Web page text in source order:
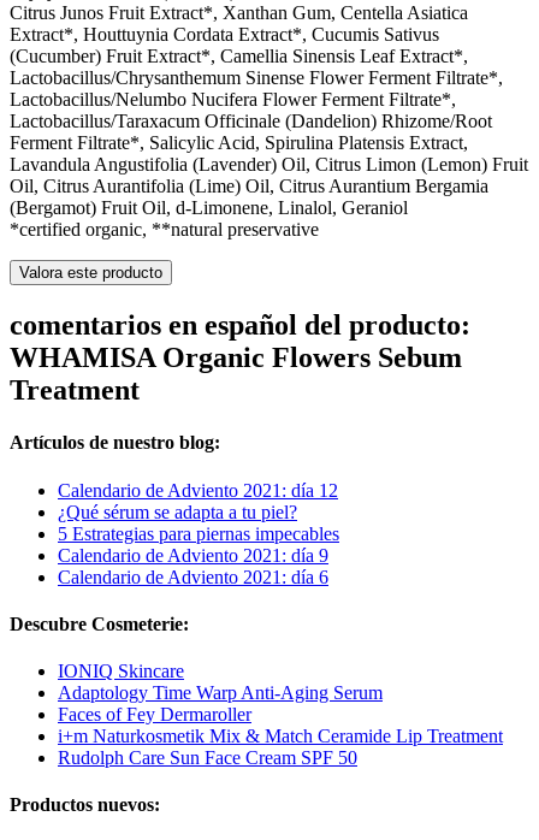
Citrus Junos Fruit Extract*, Xanthan Gum, Centella Asiatica
Extract*, Houttuynia Cordata Extract*, Cucumis Sativus
(Cucumber) Fruit Extract*, Camellia Sinensis Leaf Extract*,
Lactobacillus/Chrysanthemum Sinense Flower Ferment Filtrate*,
Lactobacillus/Nelumbo Nucifera Flower Ferment Filtrate*,
Lactobacillus/Taraxacum Officinale (Dandelion) Rhizome/Root
Ferment Filtrate*, Salicylic Acid, Spirulina Platensis Extract,
Lavandula Angustifolia (Lavender) Oil, Citrus Limon (Lemon) Fruit
Oil, Citrus Aurantifolia (Lime) Oil, Citrus Aurantium Bergamia
(Bergamot) Fruit Oil, d-Limonene, Linalol, Geraniol
*certified organic, **natural preservative
Valora este producto
comentarios en español del producto:
WHAMISA Organic Flowers Sebum
Treatment
Artículos de nuestro blog:
Calendario de Adviento 2021: día 12
¿Qué sérum se adapta a tu piel?
5 Estrategias para piernas impecables
Calendario de Adviento 2021: día 9
Calendario de Adviento 2021: día 6
Descubre Cosmeterie:
IONIQ Skincare
Adaptology Time Warp Anti-Aging Serum
Faces of Fey Dermaroller
i+m Naturkosmetik Mix & Match Ceramide Lip Treatment
Rudolph Care Sun Face Cream SPF 50
Productos nuevos: